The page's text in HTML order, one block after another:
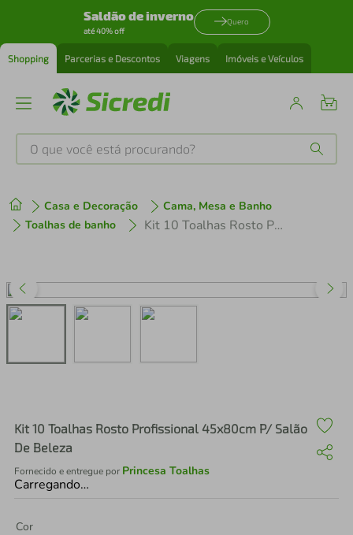
Saldão de inverno
até 40% off
Quero
Shopping Parcerias e Descontos Viagens Imóveis e Veículos
O que você está procurando?
Casa e Decoração
Cama, Mesa e Banho
Toalhas de banho
Kit 10 Toalhas Rosto Profissional 45x80cm P/ Salão De Beleza
Kit 10 Toalhas Rosto Profissional 45x80cm P/ Salão
De Beleza
Fornecido e entregue por Princesa Toalhas
Carregando…
Cor
1º tenis
3º perfume